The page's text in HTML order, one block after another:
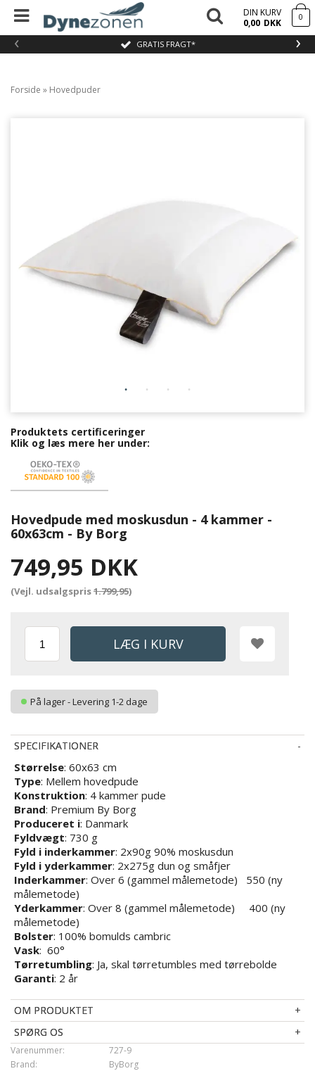
GRATIS FRAGT*
‹ ›
DIN KURV
0,00 DKK 0
Forside » Hovedpuder
Produktets certificeringer
Klik og læs mere her under:
Hovedpude med moskusdun - 4 kammer -
60x63cm - By Borg
749,95 DKK
(Vejl. udsalgspris1.799,95)
På lager - Levering 1-2 dage
SPECIFIKATIONER
Størrelse: 60x63 cm
Type: Mellem hovedpude
Konstruktion: 4 kammer pude
Brand: Premium By Borg
Produceret i: Danmark
Fyldvægt: 730 g
Fyld i inderkammer: 2x90g 90% moskusdun
Fyld i yderkammer: 2x275g dun og småfjer
Inderkammer: Over 6 (gammel målemetode) 550 (ny
målemetode)
Yderkammer: Over 8 (gammel målemetode) 400 (ny
målemetode)
Bolster: 100% bomulds cambric
Vask: 60°
Tørretumbling: Ja, skal tørretumbles med tørrebolde
Garanti: 2 år
OM PRODUKTET
SPØRG OS
727-9
Varenummer:
ByBorg
Brand: